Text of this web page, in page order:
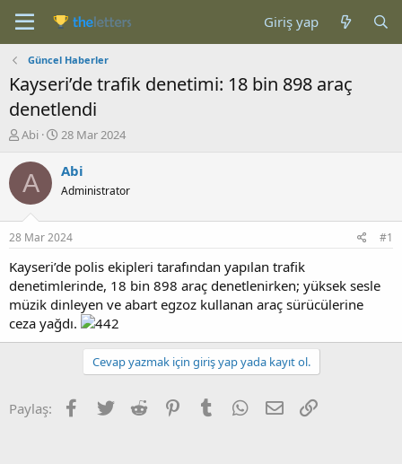
Giriş yap
Güncel Haberler
Kayseri’de trafik denetimi: 18 bin 898 araç
denetlendi
K
n
b
u
u
b
a
ş
l
a
t
a
Abi
B
ş
a
g
ı
ç
t
a
r
i
h
28 Mar 2024
A Abi
Administrator
28 Mar 2024 #1
Kayseri’de polis ekipleri tarafından yapılan trafik
denetimlerinde, 18 bin 898 araç denetlenirken; yüksek sesle
müzik dinleyen ve abart egzoz kullanan araç sürücülerine
ceza yağdı.
Cevap yazmak için giriş yap yada kayıt ol.
Paylaş: Facebook
Twitter Reddit PinterestTumblr WhatsApp
E-posta